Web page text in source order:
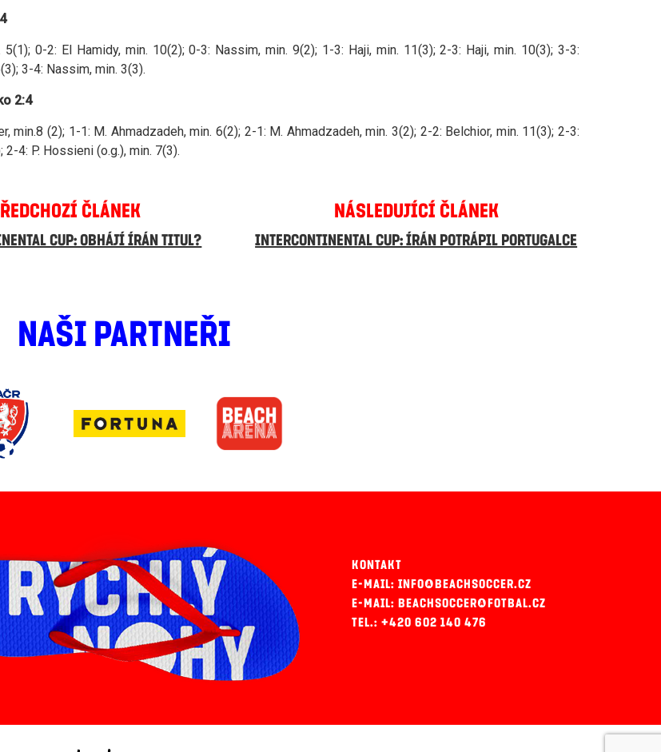
0-2: El Hamidy, min. 10(2); 0-3: Nassim, min. 9(2); 1-3: Haji, min. 11(3); 2-3: Haji, min. 10(3); 3-3:
3-4: Nassim, min. 3(3).
2:4
min.8 (2); 1-1: M. Ahmadzadeh, min. 6(2); 2-1: M. Ahmadzadeh, min. 3(2); 2-2: Belchior, min. 11(3); 2-3:
2-4: P. Hossieni (o.g.), min. 7(3).
ČLÁNEK
CUP: OBHÁJÍ ÍRÁN TITUL?
NÁSLEDUJÍCÍ ČLÁNEK
INTERCONTINENTAL CUP: ÍRÁN POTRÁPIL PORTUGALCE
NAŠI PARTNEŘI
KONTAKT
E-MAIL: INFO@BEACHSOCCER.CZ
E-MAIL: BEACHSOCCER@FOTBAL.CZ
TEL.: +420 602 140 476